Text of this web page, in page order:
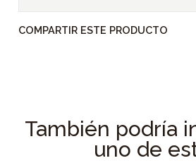
COMPARTIR ESTE PRODUCTO
También podría
uno de